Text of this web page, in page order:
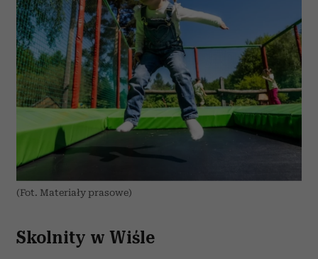
(Fot. Materiały prasowe)
Skolnity w Wiśle